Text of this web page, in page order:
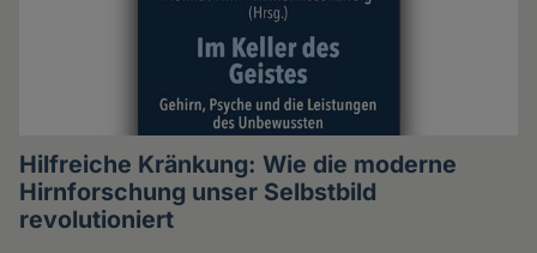
Hilfreiche Kränkung: Wie die moderne
Hirnforschung unser Selbstbild
revolutioniert